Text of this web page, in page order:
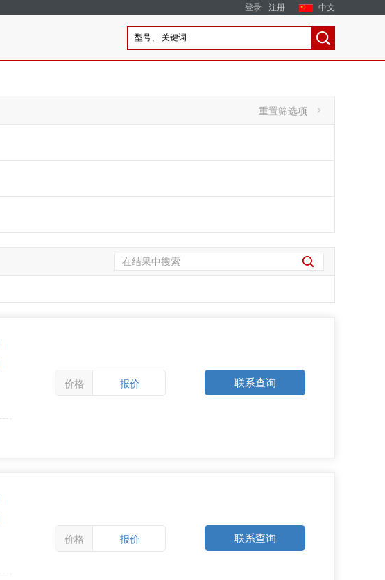
中文
登录 注册
重置筛选项 '
价格 报价 联系查询
价格 报价 联系查询